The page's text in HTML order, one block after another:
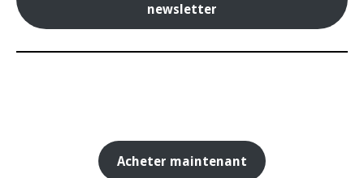
newsletter
Acheter maintenant